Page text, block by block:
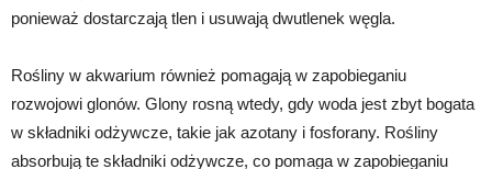
ponieważ dostarczają tlen i usuwają dwutlenek węgla.
Rośliny w akwarium również pomagają w zapobieganiu
rozwojowi glonów. Glony rosną wtedy, gdy woda jest zbyt bogata
w składniki odżywcze, takie jak azotany i fosforany. Rośliny
absorbują te składniki odżywcze, co pomaga w zapobieganiu